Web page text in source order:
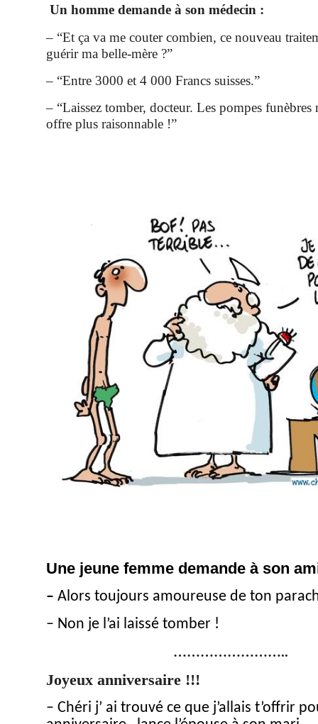
Un homme demande à son médecin :
– “Et ça va me couter combien, ce nouveau
guérir ma belle-mère ?”
– “Entre 3000 et 4 000 Francs suisses.”
– “Laissez tomber, docteur. Les pompes funèbres
offre plus raisonnable !”
Une jeune femme demande à son
– Alors toujours amoureuse de ton
– Non je l’ai laissé tomber !
……………………..
Joyeux anniversaire !!!
– Chéri j’ ai trouvé ce que j’allais t’offrir